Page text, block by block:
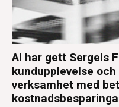
AI har gett Sergels
kundupplevelse
verksamhet med